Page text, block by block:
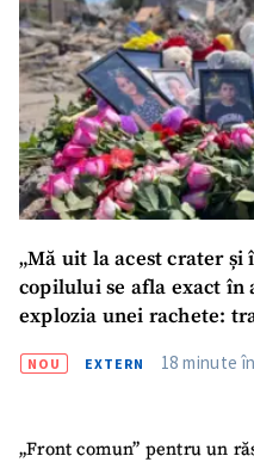
„Mă uit la acest crater
copilului se afla exact în
explozia unei rachete:
NOU EXTERN 18 minute
„Front comun” pentru un